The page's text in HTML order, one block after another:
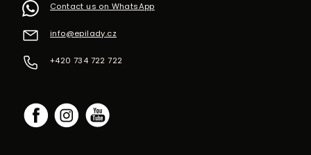
Contact us on WhatsApp
info@epilady.cz
+420 734 722 722